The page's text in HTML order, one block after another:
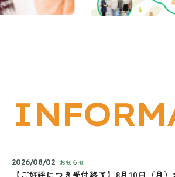
2026/08/02 お知らせ